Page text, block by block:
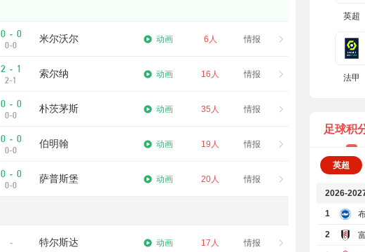
0 - 0
0-0
米尔沃尔 动画 6人 情报
2 - 1
2-1
索尔纳 动画 16人 情报
0 - 0
0-0
朴茨茅斯 动画 35人 情报
0 - 0
0-0
伯明翰 动画 19人 情报
0 - 0
0-0
萨普斯堡 动画 20人 情报
- 特尔斯达 动画 17人 情报
英超
法甲
足球积
英超
2026-
1
2